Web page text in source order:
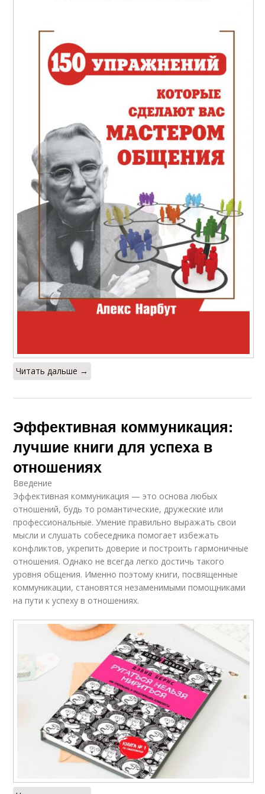
Читать дальше →
Эффективная коммуникация:
лучшие книги для успеха в
отношениях
Введение
Эффективная коммуникация — это основа любых
отношений, будь то романтические, дружеские или
профессиональные. Умение правильно выражать свои
мысли и слушать собеседника помогает избежать
конфликтов, укрепить доверие и построить гармоничные
отношения. Однако не всегда легко достичь такого
уровня общения. Именно поэтому книги, посвященные
коммуникации, становятся незаменимыми помощниками
на пути к успеху в отношениях.